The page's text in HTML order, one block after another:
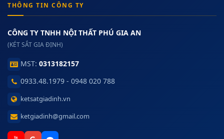
THÔNG TIN CÔNG TY
CÔNG TY TNHH NỘI THẤT PHÚ GIA AN
(KÉT SẮT GIA ĐỊNH)
MST: 0313182157
0933.48.1979 - 0948 020 788
ketsatgiadinh.vn
ketgiadinh@gmail.com